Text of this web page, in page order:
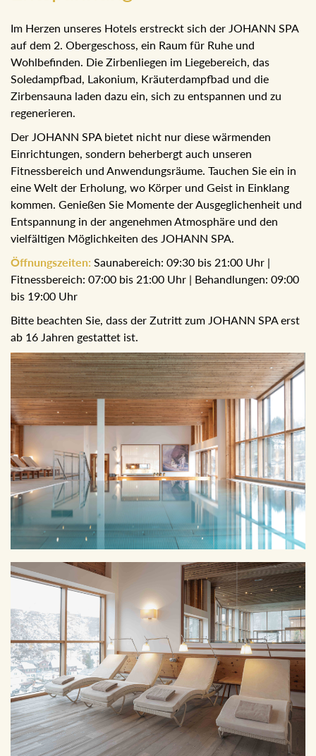
Im Herzen unseres Hotels erstreckt sich der JOHANN SPA
auf dem 2. Obergeschoss, ein Raum für Ruhe und
Wohlbefinden. Die Zirbenliegen im Liegebereich, das
Soledampfbad, Lakonium, Kräuterdampfbad und die
Zirbensauna laden dazu ein, sich zu entspannen und zu
regenerieren.
Der JOHANN SPA bietet nicht nur diese wärmenden
Einrichtungen, sondern beherbergt auch unseren
Fitnessbereich und Anwendungsräume. Tauchen Sie ein in
eine Welt der Erholung, wo Körper und Geist in Einklang
kommen. Genießen Sie Momente der Ausgeglichenheit
und Entspannung in der angenehmen Atmosphäre und
den vielfältigen Möglichkeiten des JOHANN SPA.
Öffnungszeiten:Saunabereich: 09:30 bis 21:00 Uhr |
Fitnessbereich: 07:00 bis 21:00 Uhr | Behandlungen: 09:00
bis 19:00 Uhr
Bitte beachten Sie, dass der Zutritt zum JOHANN SPA erst
ab 16 Jahren gestattet ist.